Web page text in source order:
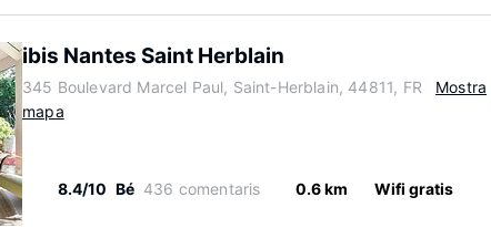
ibis Nantes Saint Herblain
345 Boulevard Marcel Paul, Saint-Herblain, 44811, FR
Mostra
mapa
8.4/10 Bé 436 comentaris 0.6 km Wifi gratis